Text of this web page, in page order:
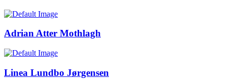
Adrian Atter Mothlagh
Linea Lundbo Jørgensen